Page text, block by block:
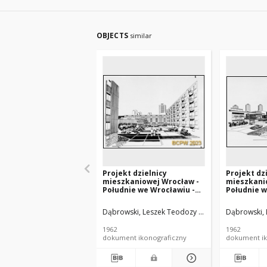
OBJECTS similar
Projekt dzielnicy
mieszkaniowej Wrocław -
Południe we Wrocławiu -
praca nr 4, IV nagroda. Zdj.
38, Perspektywa ośrodka
Dąbrowski, Leszek Teodozy (1912-1984).
1962
dokument ikonograficzny
Projekt
Południe
praca nr
36,
widokiem
Dąbrowski,
1962
dokument